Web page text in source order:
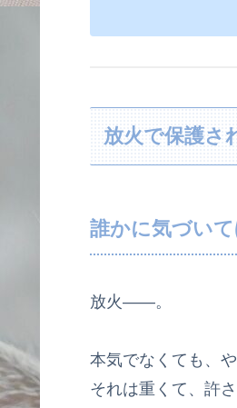
放火で保護さ
誰かに気づい
放火――。
本気でなくても、
それは重くて、許さ